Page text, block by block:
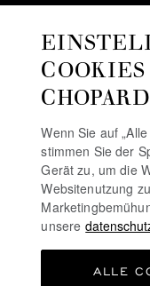
AUF DEM
NEWSLETTER
COOKIE-RICHTLINIE
Wenn Sie auf
stimmen Sie der
Gerät zu, um die
Websitenutzung
unsere
ALLE